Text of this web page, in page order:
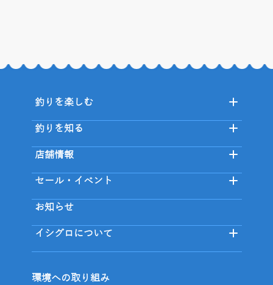
釣りを楽しむ
釣りを知る
店舗情報
セール・イベント
お知らせ
イシグロについて
環境への取り組み